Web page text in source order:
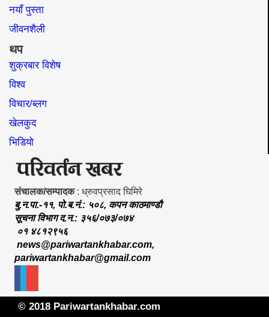
नयाँ पुस्ता
जीवनशैली
थप
शुक्रबार विशेष
विश्व
विचार/ब्लग
खेलकुद
भिडियो
संचालक/सम्पादक: ध्रुवप्रसाद घिमिरे
बु.न.पा.-११, पो.ब.नं.: ५०८, कपन काठमाण्डौ
सूचना विभाग द.न.: ३५६/०७३/०७४
०१ ४८१२९५६
news@pariwartankhabar.com,
pariwartankhabar@gmail.com
© 2018 Pariwartankhabar.com